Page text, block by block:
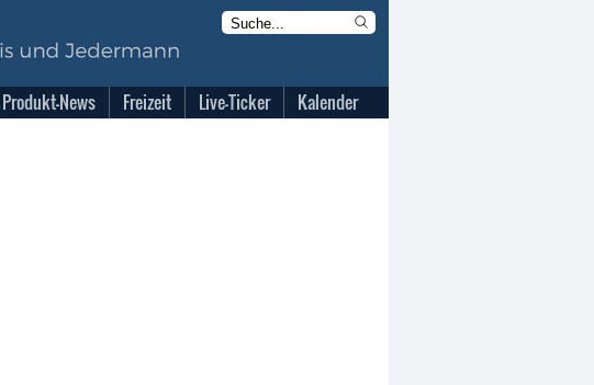
Produkt-News Freizeit Live-Ticker Kalender